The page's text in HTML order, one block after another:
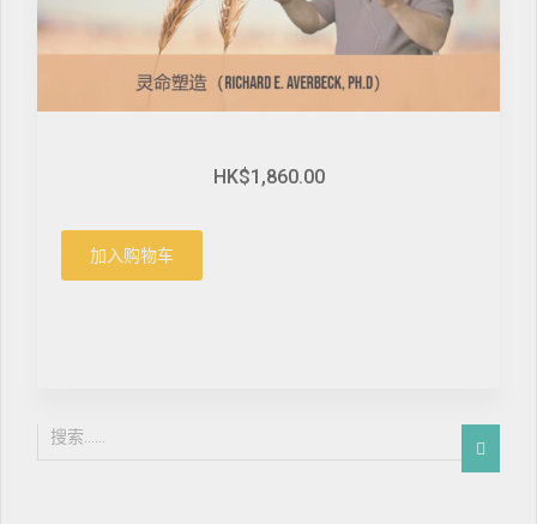
HK$1,860.00
加入购物车